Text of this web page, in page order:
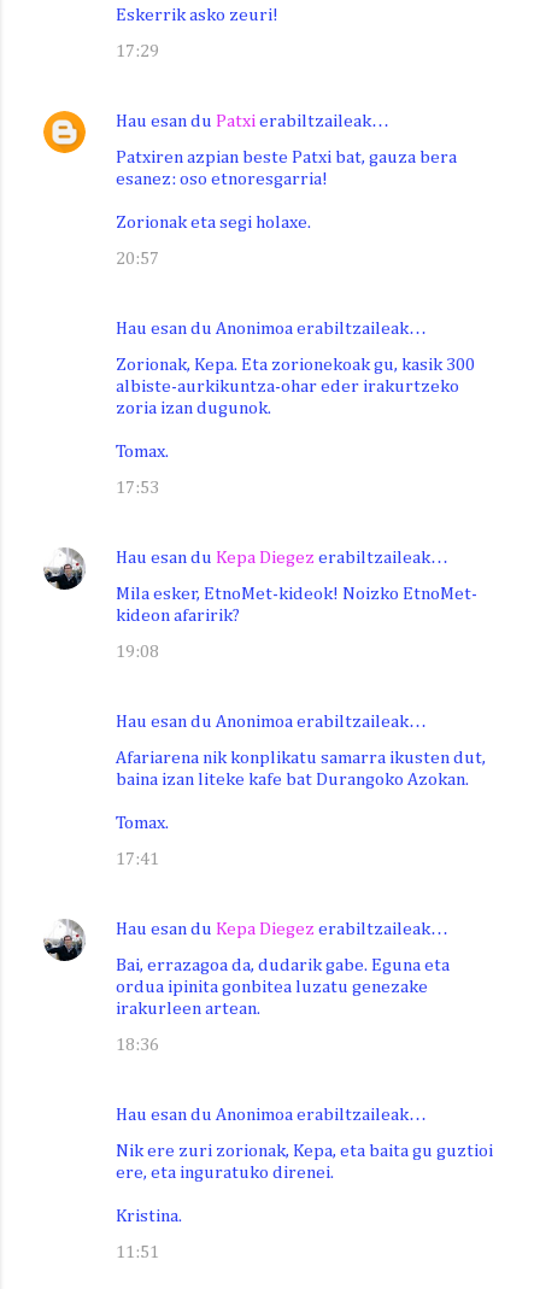
Eskerrik asko zeuri!
17:29
Hau esan du Patxi erabiltzaileak…
Patxiren azpian beste Patxi bat, gauza bera
esanez: oso etnoresgarria!
Zorionak eta segi holaxe.
20:57
Hau esan du Anonimoa erabiltzaileak…
Zorionak, Kepa. Eta zorionekoak gu, kasik 300
albiste-aurkikuntza-ohar eder irakurtzeko
zoria izan dugunok.
Tomax.
17:53
Hau esan du Kepa Diegez erabiltzaileak…
Mila esker, EtnoMet-kideok! Noizko EtnoMet-
kideon afaririk?
19:08
Hau esan du Anonimoa erabiltzaileak…
Afariarena nik konplikatu samarra ikusten dut,
baina izan liteke kafe bat Durangoko Azokan.
Tomax.
17:41
Hau esan du Kepa Diegez erabiltzaileak…
Bai, errazagoa da, dudarik gabe. Eguna eta
ordua ipinita gonbitea luzatu genezake
irakurleen artean.
18:36
Hau esan du Anonimoa erabiltzaileak…
Nik ere zuri zorionak, Kepa, eta baita gu guztioi
ere, eta inguratuko direnei.
Kristina.
11:51